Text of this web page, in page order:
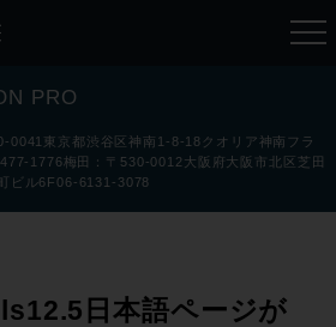
PRO
0041東京都渋谷区神南1-8-18クオリア神南フラ
1776梅田：〒530-0012大阪府大阪市北区芝田
ビル6F06-6131-3078
日本語ページが